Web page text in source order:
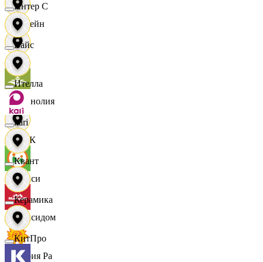
Лорейн
Луч
Магнолия
МАК
Макси
Максидом
Мария Ра
Интер С
Вайс
Ителла
kari
Квант
Керамика
КитПро